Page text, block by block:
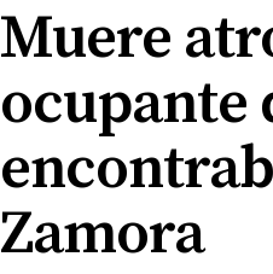
Muere
ocupante
Zamora